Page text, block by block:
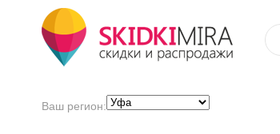
Ваш регион: